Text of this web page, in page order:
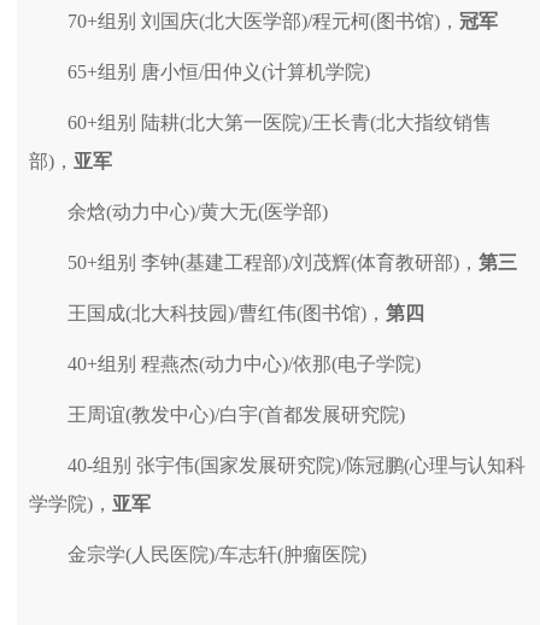
70+组别 刘国庆(北大医学部)/程元柯(图书馆)， 冠军
65+组别 唐小恒/田仲义(计算机学院)
60+组别 陆耕(北大第一医院)/王长青(北大指纹销售
部)， 亚军
余焓(动力中心)/黄大无(医学部)
50+组别 李钟(基建工程部)/刘茂辉(体育教研部)， 第三
王国成(北大科技园)/曹红伟(图书馆)， 第四
40+组别 程燕杰(动力中心)/依那(电子学院)
王周谊(教发中心)/白宇(首都发展研究院)
40-组别 张宇伟(国家发展研究院)/陈冠鹏(心理与认知科
学学院)， 亚军
金宗学(人民医院)/车志轩(肿瘤医院)